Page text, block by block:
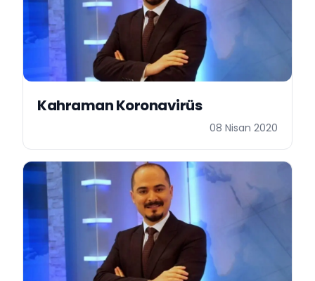
Kahraman Koronavirüs
08 Nisan 2020